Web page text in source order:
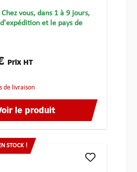
Chez vous, dans 1 à 9 jours,
et le pays de
Prix HT
de livraison
le produit
STOCK !